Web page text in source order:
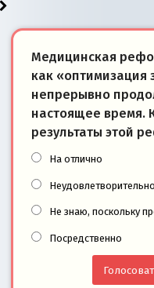
Медицинская
как «оптимизация
непрерывно
настоящее время.
результаты этой
На отлично
Неудовлетворительно
Не знаю, поскольку
Посредственно